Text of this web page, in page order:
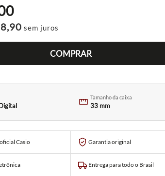
,90 sem juros
COMPRAR
Tamanho da caixa
33 mm
Casio Garantia original
Entrega para todo o Brasil